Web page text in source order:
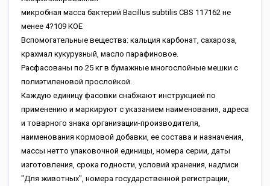
микробная масса бактерий Bacillus subtilis CBS 117162 не
менее 4?109 КОЕ
Вспомогательные вещества: кальция карбонат, сахароза,
крахмал кукурузный, масло парафиновое.
Расфасованы по 25 кг в бумажные многослойные мешки с
полиэтиленовой прослойкой.
Каждую единицу фасовки снабжают инструкцией по
применению и маркируют с указанием наименования, адреса
и товарного знака организации-производителя,
наименования кормовой добавки, ее состава и назначения,
массы нетто упаковочной единицы, номера серии, даты
изготовления, срока годности, условий хранения, надписи
"Для животных", номера государственной регистрации,